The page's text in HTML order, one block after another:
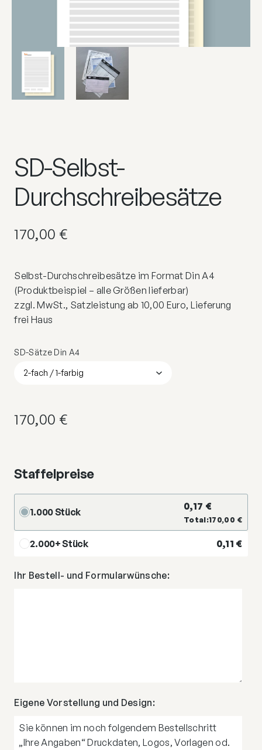
SD-Selbst-
Durchschreibesätze
170,00 €
Selbst-Durchschreibesätze im Format Din A4
(Produktbeispiel – alle Größen lieferbar)
zzgl. MwSt., Satzleistung ab 10,00 Euro, Lieferung
frei Haus
SD-Sätze Din A4
170,00 €
Staffelpreise
1.000 Stück 0,17 €
Total:170,00 €
2.000+ Stück 0,11 €
Ihr Bestell- und Formularwünsche:
Eigene Vorstellung und Design:
Sie können im noch folgendem Bestellschritt
„Ihre Angaben“ Druckdaten, Logos, Vorlagen od.